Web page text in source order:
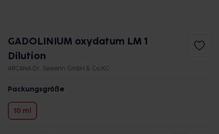
GADOLINIUM oxydatum LM 1
Dilution
ARCANA Dr. Sewerin GmbH & Co.KG
Packungsgröße
10 ml